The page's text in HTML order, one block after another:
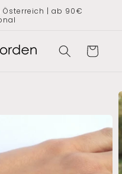
| ab 90€
Warenkorb